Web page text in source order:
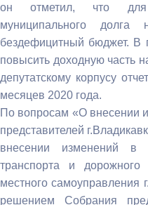
он отметил, что для
муниципального
бездефицитный бюджет. В
повысить доходную часть
депутатскому корпусу
месяцев 2020 года.
По вопросам «О внесении
представителей
внесении изменений в
транспорта и дорожного
местного самоуправления
решением Собрания